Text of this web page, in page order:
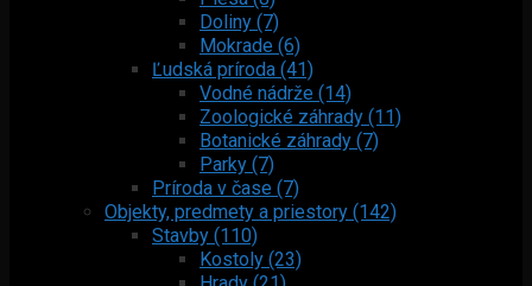
Doliny (7)
Mokrade (6)
Ľudská príroda (41)
Vodné nádrže (14)
Zoologické záhrady (11)
Botanické záhrady (7)
Parky (7)
Príroda v čase (7)
Objekty, predmety a priestory (142)
Stavby (110)
Kostoly (23)